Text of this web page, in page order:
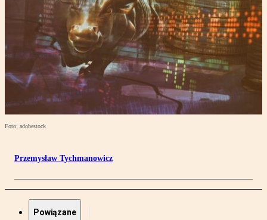
Foto: adobestock
Przemysław Tychmanowicz
Powiązane